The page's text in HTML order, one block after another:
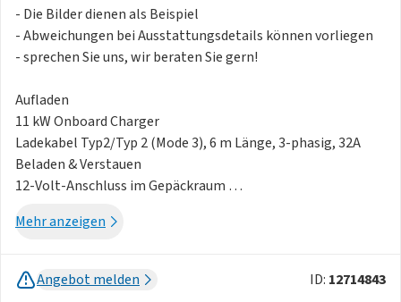
- Die Bilder dienen als Beispiel
- Abweichungen bei Ausstattungsdetails können vorliegen
- sprechen Sie uns, wir beraten Sie gern!
Aufladen
11 kW Onboard Charger
Ladekabel Typ2/Typ 2 (Mode 3), 6 m Länge, 3-phasig, 32A
Beladen & Verstauen
12-Volt-Anschluss im Gepäckraum
Exterieur
Außenspiegel in Hochglanzschwarz
Dachspoiler, farblich abgestimmt
Mehr anzeigen
Angebot melden ID: 12714843